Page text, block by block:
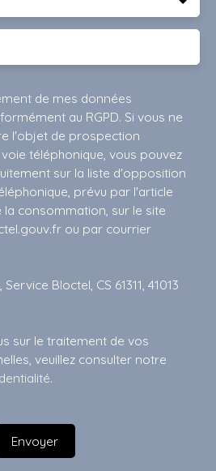
de mes données
au RGPD. Si vous ne
l'objet de prospection
téléphonique, vous pouvez
sur la liste d'opposition
prévu par l'article
la consommation, sur le site
ou par courrier
Bloctel, CS 61311, 41013
sur le traitement de vos
veuillez consulter notre
.
Envoyer